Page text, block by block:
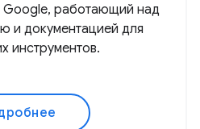
работающий над
и документацией для
инструментов.